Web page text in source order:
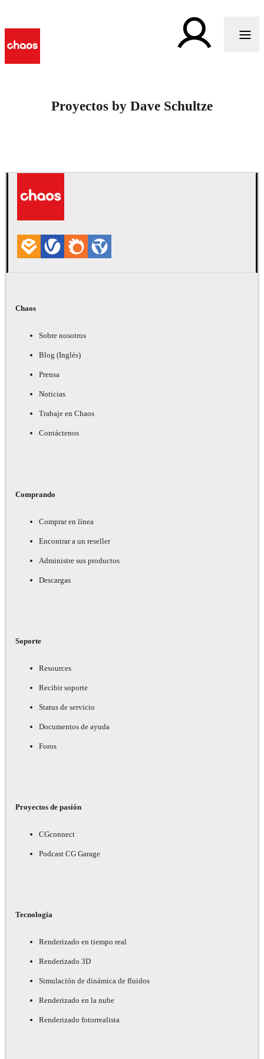
Proyectos by Dave Schultze
Chaos
Sobre nosotros
Blog (Inglés)
Prensa
Noticias
Trabaje en Chaos
Contáctenos
Comprando
Comprar en línea
Encontrar a un reseller
Administre sus productos
Descargas
Soporte
Resources
Recibir soporte
Status de servicio
Documentos de ayuda
Foros
Proyectos de pasión
CGconnect
Podcast CG Garage
Tecnología
Renderizado en tiempo real
Renderizado 3D
Simulación de dinámica de fluidos
Renderizado en la nube
Renderizado fotorrealista